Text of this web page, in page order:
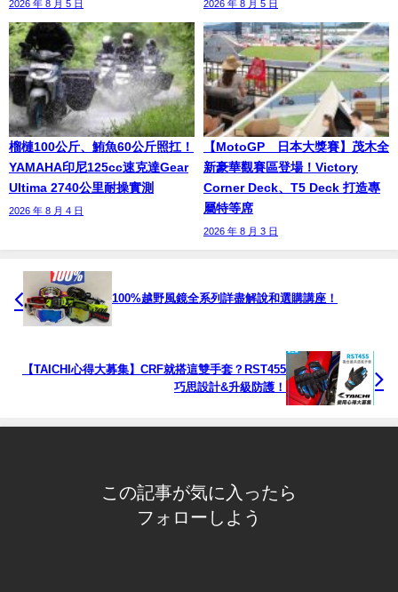
2026 年 8 月 5 日 2026 年 8 月 5 日
榴槤100公斤、鮪魚60公斤照扛！
YAMAHA印尼125cc速克達Gear
Ultima 2740公里耐操實測
2026 年 8 月 4 日
【MotoGP™日本大獎賽】茂木全
新豪華觀賽區登場！Victory
Corner Deck、T5 Deck 打造專
屬特等席
2026 年 8 月 3 日
100%越野風鏡全系列詳盡解說和選購講座！
【TAICHI心得大募集】CRF就搭這雙手套？RST455
巧思設計&升級防護！
この記事が気に入ったら
フォローしよう